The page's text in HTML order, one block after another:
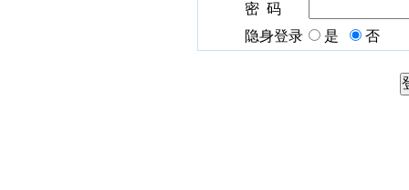
密 码
隐身登录
是 否